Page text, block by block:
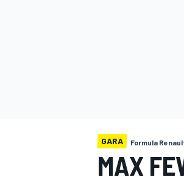
GARA Formula
MAX